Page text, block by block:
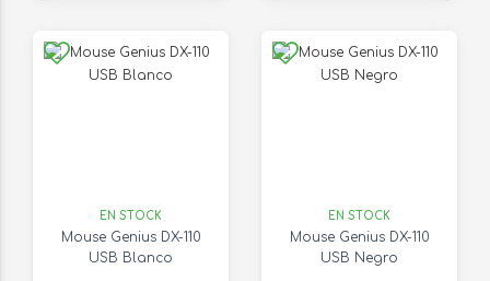
EN STOCK
Mouse Genius DX-110
USB Blanco
EN STOCK
Mouse Genius DX-110
USB Negro